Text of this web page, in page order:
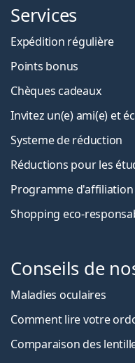
Services
Expédition régulière
Points bonus
Chèques cadeaux
Invitez un(e) ami(e) et
Systeme de réduction
Réductions pour les
Programme d'affiliation
Shopping eco-
Conseils de
Maladies oculaires
Comment lire votre
Comparaison des